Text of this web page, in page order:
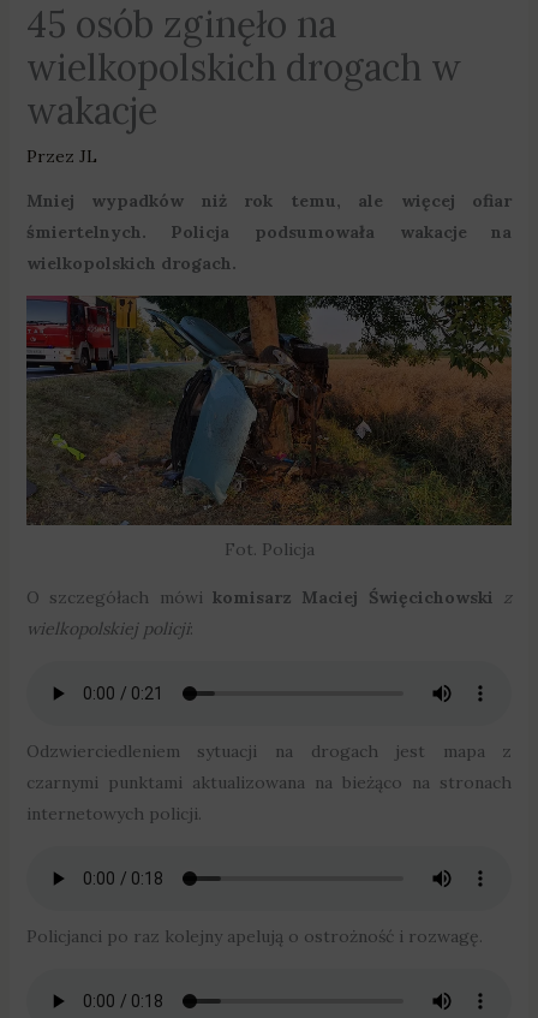
45 osób zginęło na
wielkopolskich drogach w
wakacje
Przez JL
Mniej wypadków niż rok temu, ale więcej ofiar
śmiertelnych. Policja podsumowała wakacje na
wielkopolskich drogach.
Fot. Policja
O szczegółach mówi komisarz Maciej Święcichowski z
wielkopolskiej policji:
Odzwierciedleniem sytuacji na drogach jest mapa z
czarnymi punktami aktualizowana na bieżąco na stronach
internetowych policji.
Policjanci po raz kolejny apelują o ostrożność i rozwagę.